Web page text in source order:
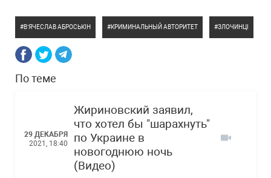
В’ЯЧЕСЛАВ АБРОСЬКІН КРИМИНАЛЬНЫЙ АВТОРИТЕТ ЗЛОЧИНЦІ
По теме
29 ДЕКАБРЯ
2021, 18:40
Жириновский заявил,
что хотел бы "шарахнуть"
по Украине в
новогоднюю ночь
(Видео)